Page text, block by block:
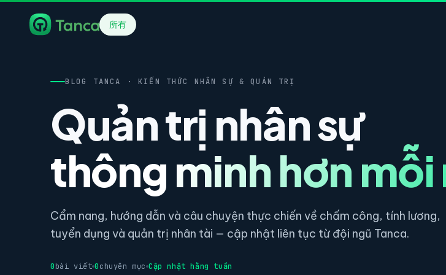
所有
BLOG TANCA · KIẾN THỨC NHÂN SỰ & QUẢN TRỊ
Quản trị nhân sự
thông minh hơn mỗi
Cẩm nang, hướng dẫn và câu chuyện thực chiến về chấm công, tính lương,
tuyển dụng và quản trị nhân tài — cập nhật liên tục từ đội ngũ Tanca.
0bài viết 0chuyên mục Cập nhật hằng tuần